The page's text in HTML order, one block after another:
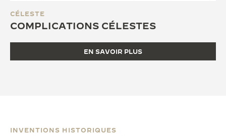
CÉLESTE
COMPLICATIONS CÉLESTES
EN SAVOIR PLUS
INVENTIONS HISTORIQUES